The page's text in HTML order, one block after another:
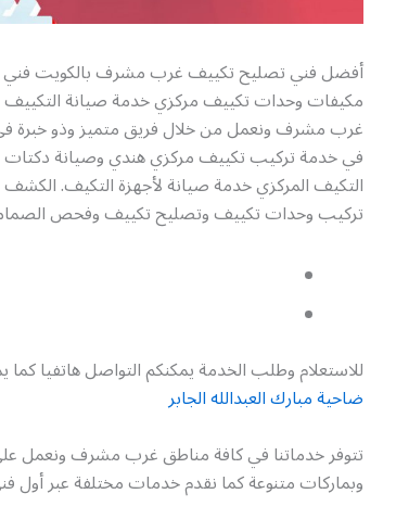
أفضل فني تصليح تكييف غرب مشرف بالكويت
مكيفات وحدات تكييف مركزي خدمة صيانة التكييف
غرب مشرف ونعمل من خلال فريق متميز وذو خبرة
في خدمة تركيب تكييف مركزي هندي وصيانة
التكيف المركزي خدمة صيانة لأجهزة التكيف.
تركيب وحدات تكييف وتصليح تكييف وفحص
للاستعلام وطلب الخدمة يمكنكم التواصل هاتفيا
ضاحية مبارك العبدالله الجابر
تتوفر خدماتنا في كافة مناطق غرب مشرف ونعمل على
وبماركات متنوعة كما نقدم خدمات مختلفة عبر